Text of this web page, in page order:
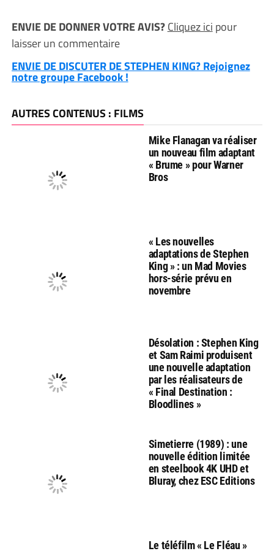
ENVIE DE DONNER VOTRE AVIS?Cliquez ici pour
laisser un commentaire
ENVIE DE DISCUTER DE STEPHEN KING? Rejoignez
notre groupe Facebook !
AUTRES CONTENUS : FILMS
Mike Flanagan va réaliser
un nouveau film adaptant
« Brume » pour Warner
Bros
« Les nouvelles
adaptations de Stephen
King » : un Mad Movies
hors-série prévu en
novembre
Désolation : Stephen King
et Sam Raimi produisent
une nouvelle adaptation
par les réalisateurs de
« Final Destination :
Bloodlines »
Simetierre (1989) : une
nouvelle édition limitée
en steelbook 4K UHD et
Bluray, chez ESC Editions
Le téléfilm « Le Fléau »